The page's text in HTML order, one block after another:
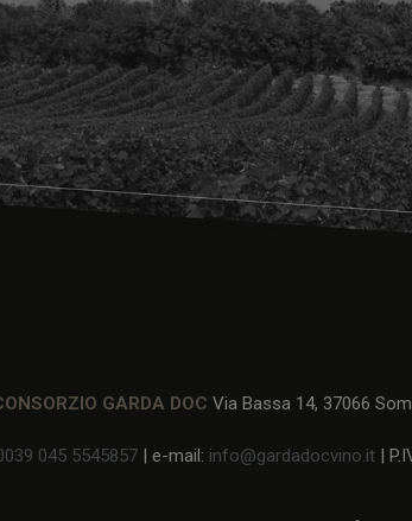
GARDA DOC Via Bassa 14, 37066
045 5545857 | e-mail: info@gardadocvino.it |